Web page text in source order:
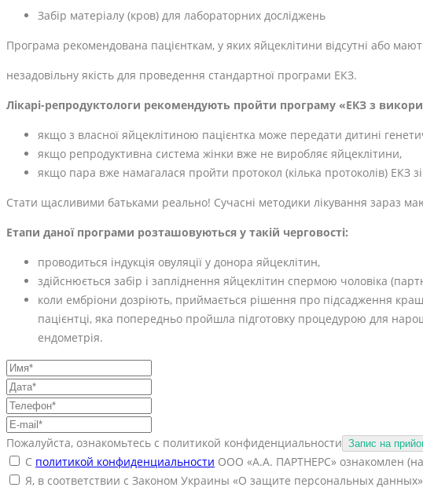
Забір матеріалу (кров) для лабораторних досліджень
Програма рекомендована пацієнткам, у яких яйцеклітини відсутні або
незадовільну якість для проведення стандартної програми ЕКЗ.
Лікарі-репродуктологи рекомендують пройти програму «ЕКЗ з
якщо з власної яйцеклітиною пацієнтка може передати дитині
якщо репродуктивна система жінки вже не виробляє яйцеклітини,
якщо пара вже намагалася пройти протокол (кілька протоколів) ЕКЗ
Стати щасливими батьками реально! Сучасні методики лікування зараз
Етапи даної програми розташовуються у такій черговості:
проводиться індукція овуляції у донора яйцеклітин,
здійснюється забір і запліднення яйцеклітин спермою чоловіка
коли ембріони дозріють, приймається рішення про підсадження
пацієнтці, яка попередньо пройшла підготовку процедурою для
ендометрія.
Пожалуйста, ознакомьтесь с политикой конфиденциальности
С политикой конфиденциальности ООО «А.А. ПАРТНЕРС» ознакомлен
Я, в соответствии с Законом Украины «О защите персональных